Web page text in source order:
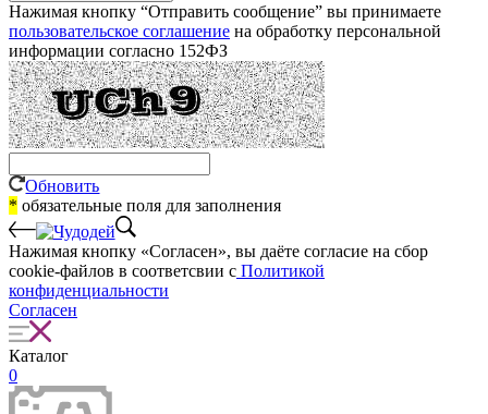
Нажимая кнопку “Отправить сообщение” вы принимаете
пользовательское соглашение на обработку персональной
информации согласно 152ФЗ
Обновить
* обязательные поля для заполнения
Нажимая кнопку «Согласен», вы даёте cогласие на сбор
cookie-файлов в соответсвии с Политикой
конфиденциальности
Согласен
Каталог
0